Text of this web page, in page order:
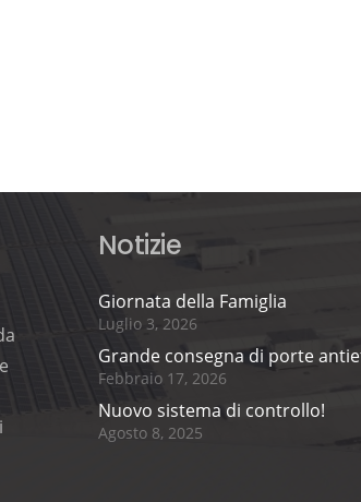
Notizie
Giornata della Famiglia
Luglio 3, 2026
Grande consegna di porte
Febbraio 17, 2026
Nuovo sistema di controllo!
Agosto 8, 2025